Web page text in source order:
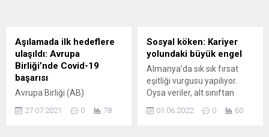
Viyana ve Graz, Almanya’nın
Bavyera, Hollanda’nın
Nijmegen, Çekya’nın Prag,
Fransa’nın Amiens,
İspanya’nın Marbella,
Belçika’nın Leuven,
İsviçre’nin...
birleştirici tanımlama olabilir.
” Türkiye’den Almanya’ya iş
gücünün resmi olarak göç
etmesinin tam 60ıncı yıl
dönümü. 30 Ekim...
Aşılamada ilk hedeflere
ulaşıldı: Avrupa
Birliği’nde Covid-19
başarısı
Avrupa Birliği (AB)
Komisyonu Başkanı Ursula
von der Leyen, temmuzda
27.07.2021 0 78
Sosyal köken: Kariyer
yolundaki büyük engel
Almanya’da sık sık fırsat
eşitliği vurgusu yapılıyor.
Oysa veriler, alt sınıftan
gelenlerin hem kariyer hem
de eğitim yolunda çok daha
01.06.2022 0 60